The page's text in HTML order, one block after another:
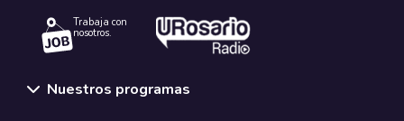
Trabaja con
nosotros.
Nuestros programas